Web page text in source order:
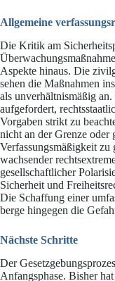
Allgemeine
Die Kritik am
Aspekte hinaus. Die
sehen die Maßnahmen
als unverhältnismäßig
aufgefordert,
Vorgaben strikt zu
nicht an der Grenze oder
Verfassungsmäßigkeit zu
wachsender
gesellschaftlicher
Sicherheit und
Die Schaffung einer
berge hingegen die
Nächste Schritte
Der
Anfangsphase. Bisher